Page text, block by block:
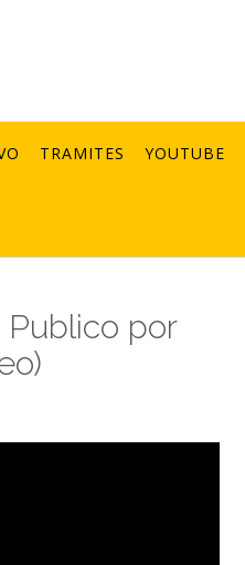
TRAMITES YOUTUBE
por